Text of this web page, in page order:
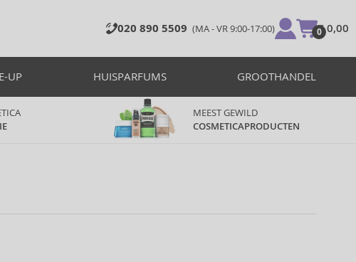
020 890 5509 (MA - VR 9:00-17:00) 0
€ 0,00
UP HUISPARFUMS GROOTHANDEL
MEEST GEWILD
COSMETICAPRODUCTEN